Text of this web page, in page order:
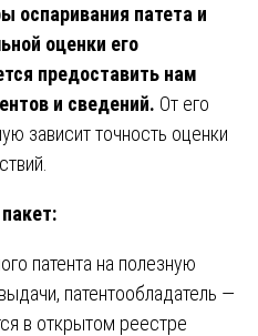
оспаривания патета и
оценки его
предоставить нам
и сведений. От его
зависит точность оценки
патента на полезную
патентообладатель —
в открытом реестре